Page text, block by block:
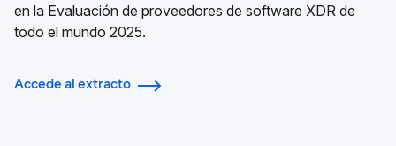
en la Evaluación de proveedores de software XDR de
todo el mundo 2025.
Accede al extracto